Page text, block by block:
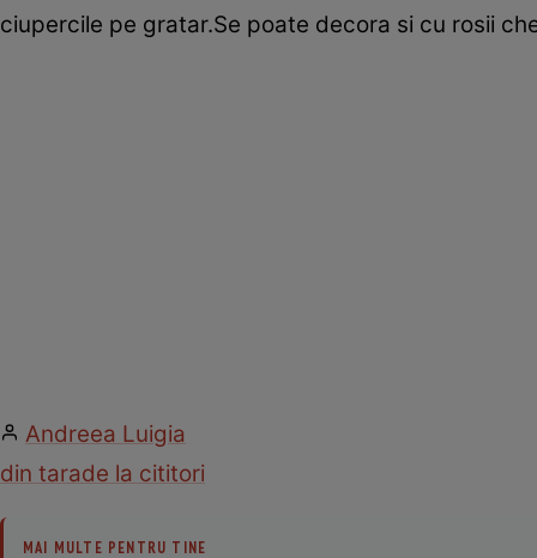
ciupercile pe gratar.Se poate decora si cu rosii
Andreea Luigia
din tarade la cititori
MAI MULTE PENTRU TINE